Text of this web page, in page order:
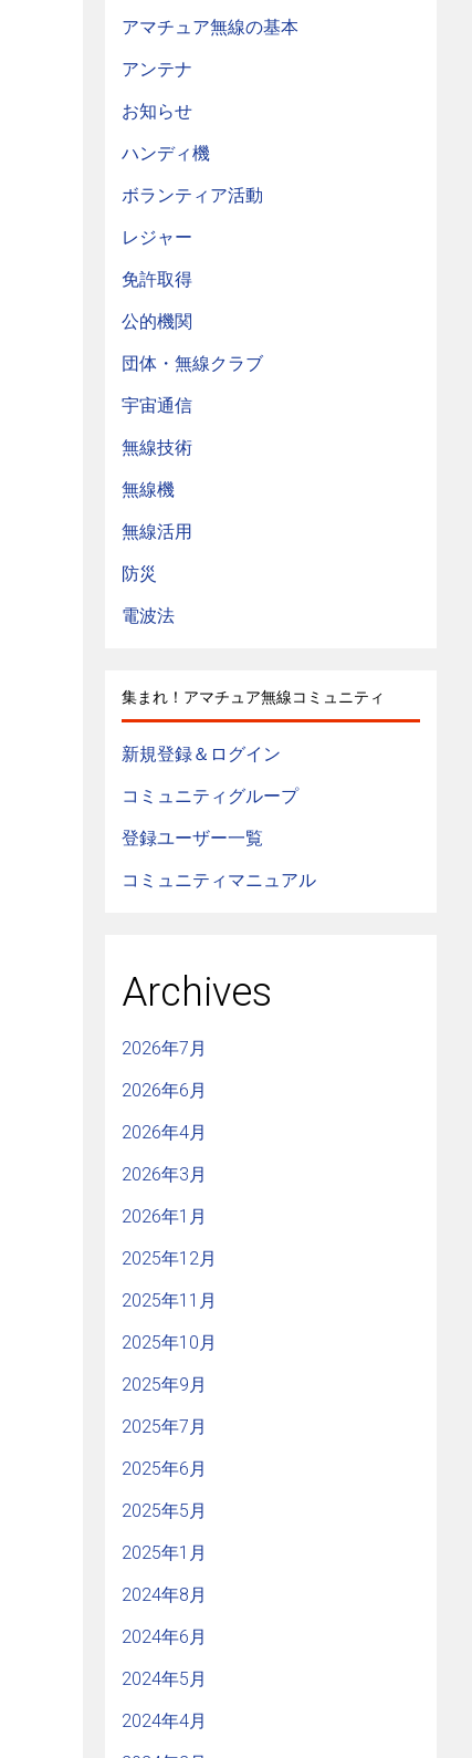
アマチュア無線の基本
アンテナ
お知らせ
ハンディ機
ボランティア活動
レジャー
免許取得
公的機関
団体・無線クラブ
宇宙通信
無線技術
無線機
無線活用
防災
電波法
集まれ！アマチュア無線コミュニティ
新規登録＆ログイン
コミュニティグループ
登録ユーザー一覧
コミュニティマニュアル
Archives
2026年7月
2026年6月
2026年4月
2026年3月
2026年1月
2025年12月
2025年11月
2025年10月
2025年9月
2025年7月
2025年6月
2025年5月
2025年1月
2024年8月
2024年6月
2024年5月
2024年4月